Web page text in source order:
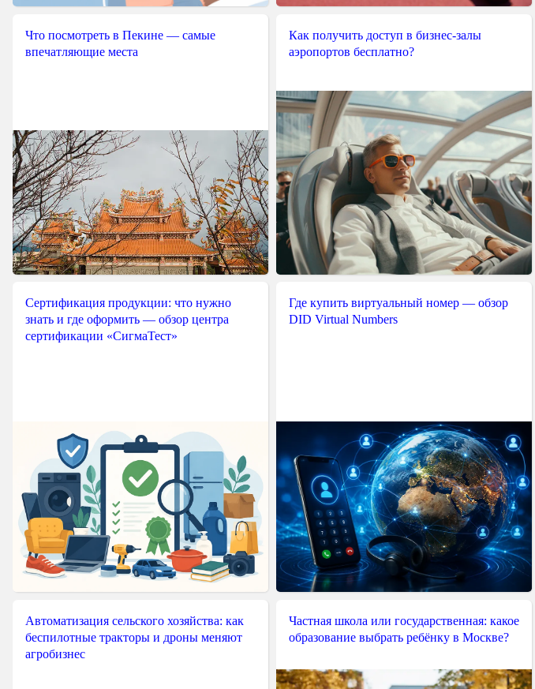
Что посмотреть в Пекине — самые
впечатляющие места
Как получить доступ в бизнес-залы
аэропортов бесплатно?
Сертификация продукции: что нужно
знать и где оформить — обзор центра
сертификации «СигмаТест»
Где купить виртуальный номер — обзор
DID Virtual Numbers
Автоматизация сельского хозяйства: как
беспилотные тракторы и дроны меняют
агробизнес
Частная школа или государственная: какое
образование выбрать ребёнку в Москве?